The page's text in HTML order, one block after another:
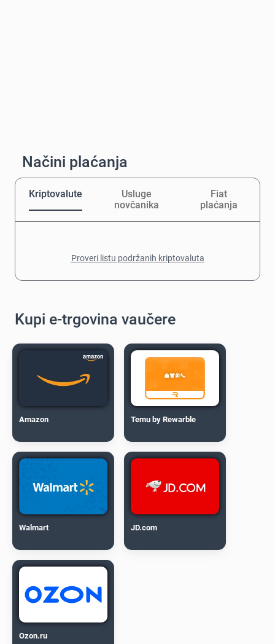
Načini plaćanja
Kriptovalute
Usluge
novčanika
Fiat
plaćanja
Proveri listu podržanih kriptovaluta
Kupi e-trgovina vaučere
Amazon Temu by Rewarble
Walmart JD.com
Ozon.ru